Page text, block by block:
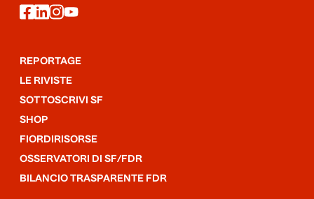
facebook
linkedin
instagram
youtube
REPORTAGE
LE RIVISTE
SOTTOSCRIVI SF
SHOP
FIORDIRISORSE
OSSERVATORI DI SF/FDR
BILANCIO TRASPARENTE FDR